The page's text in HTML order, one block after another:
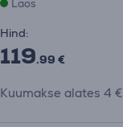
Laos
Hind:
119.99 €
Kuumakse alates 4 €